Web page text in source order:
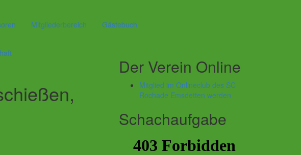
Mitgliederbereich Gästebuch
Der Verein Online
Mitglied im Onlineclub des SC
Rochade Emsdetten werden
Schachaufgabe